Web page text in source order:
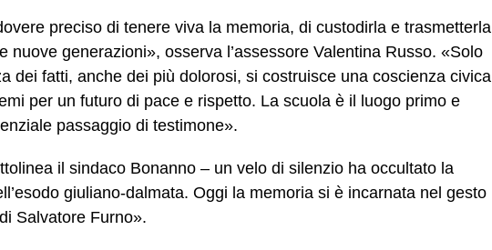
preciso di tenere viva la memoria, di custodirla e trasmetterla
nuove generazioni», osserva l’assessore Valentina Russo. «Solo
dei fatti, anche dei più dolorosi, si costruisce una coscienza civica
per un futuro di pace e rispetto. La scuola è il luogo primo e
passaggio di testimone».
il sindaco Bonanno – un velo di silenzio ha occultato la
giuliano-dalmata. Oggi la memoria si è incarnata nel gesto
Salvatore Furno».